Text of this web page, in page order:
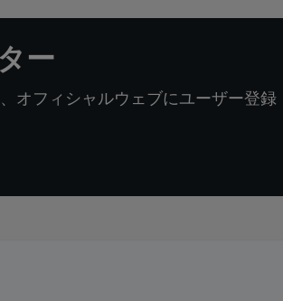
ー
オフィシャルウェブにユーザー登録